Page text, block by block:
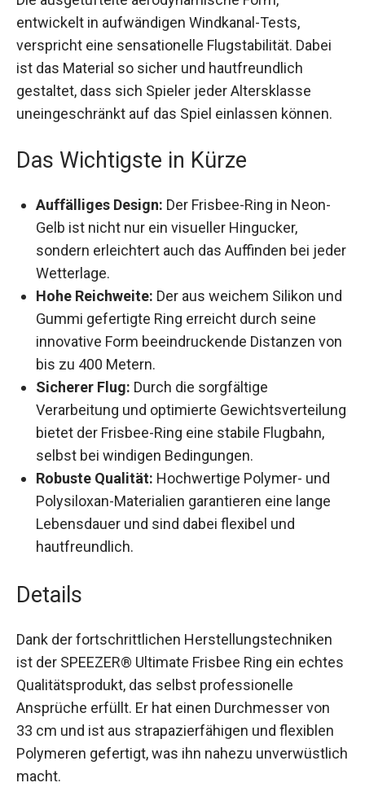
Die ausgetüftelte aerodynamische Form,
entwickelt in aufwändigen Windkanal-Tests,
verspricht eine sensationelle Flugstabilität. Dabei
ist das Material so sicher und hautfreundlich
gestaltet, dass sich Spieler jeder Altersklasse
uneingeschränkt auf das Spiel einlassen können.
Das Wichtigste in Kürze
Auffälliges Design: Der Frisbee-Ring in Neon-
Gelb ist nicht nur ein visueller Hingucker,
sondern erleichtert auch das Auffinden bei
jeder Wetterlage.
Hohe Reichweite: Der aus weichem Silikon
und Gummi gefertigte Ring erreicht durch
seine innovative Form beeindruckende
Distanzen von bis zu 400 Metern.
Sicherer Flug: Durch die sorgfältige
Verarbeitung und optimierte
Gewichtsverteilung bietet der Frisbee-Ring
eine stabile Flugbahn, selbst bei windigen
Bedingungen.
Robuste Qualität:Hochwertige Polymer- und
Polysiloxan-Materialien garantieren eine lange
Lebensdauer und sind dabei flexibel und
Details
Dank der fortschrittlichen Herstellungstechniken
ist der SPEEZER® Ultimate Frisbee Ring ein
echtes Qualitätsprodukt, das selbst
professionelle Ansprüche erfüllt. Er hat einen
Durchmesser von 33 cm und ist aus
strapazierfähigen und flexiblen Polymeren